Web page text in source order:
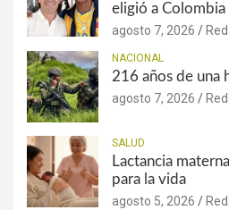
eligió a Colombia
agosto 7, 2026
NACIONAL
216 años de una
agosto 7, 2026
SALUD
Lactancia
para la vida
agosto 5, 2026